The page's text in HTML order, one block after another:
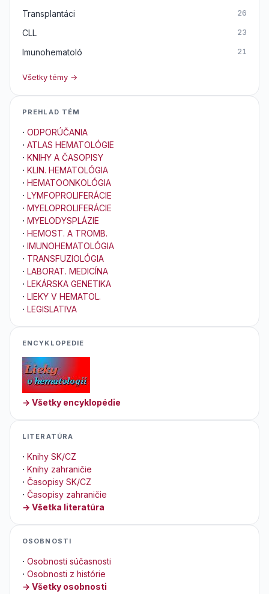
Transplantáci 26
CLL 23
Imunohematoló 21
Všetky témy →
PREHLAD TÉM
· ODPORÚČANIA
· ATLAS HEMATOLÓGIE
· KNIHY A ČASOPISY
· KLIN. HEMATOLÓGIA
· HEMATOONKOLÓGIA
· LYMFOPROLIFERÁCIE
· MYELOPROLIFERÁCIE
· MYELODYSPLÁZIE
· HEMOST. A TROMB.
· IMUNOHEMATOLÓGIA
· TRANSFUZIOLÓGIA
· LABORAT. MEDICÍNA
· LEKÁRSKA GENETIKA
· LIEKY V HEMATOL.
· LEGISLATIVA
ENCYKLOPEDIE
→ Všetky encyklopédie
LITERATÚRA
· Knihy SK/CZ
· Knihy zahraničie
· Časopisy SK/CZ
· Časopisy zahraničie
→ Všetka literatúra
OSOBNOSTI
· Osobnosti súčasnosti
· Osobnosti z histórie
→ Všetky osobnosti